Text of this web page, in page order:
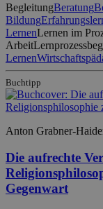
BegleitungBeratung
Bildung
LernenLernen im
Arbeit
Lernen
Buchtipp
Anton Grabner-
Die aufrechte
Gegenwart